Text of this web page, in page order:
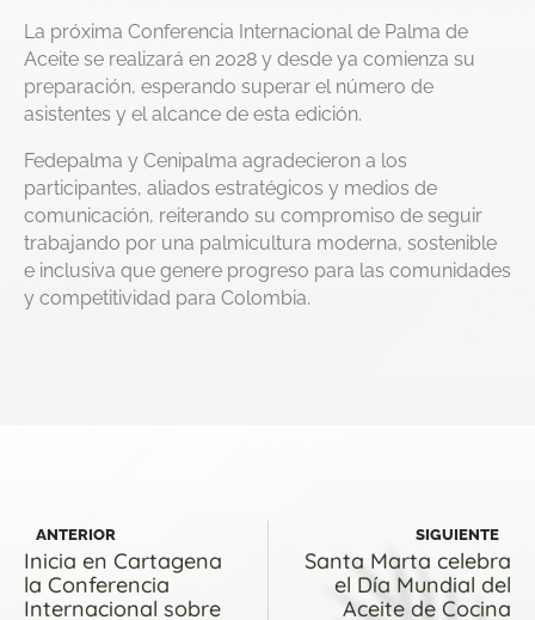
La próxima Conferencia Internacional de Palma de
Aceite se realizará en 2028 y desde ya comienza su
preparación, esperando superar el número de
asistentes y el alcance de esta edición.
Fedepalma y Cenipalma agradecieron a los
participantes, aliados estratégicos y medios de
comunicación, reiterando su compromiso de seguir
trabajando por una palmicultura moderna, sostenible
e inclusiva que genere progreso para las comunidades
y competitividad para Colombia.
ANTERIOR
Inicia en Cartagena
la Conferencia
Internacional sobre
SIGUIENTE
Santa Marta celebra
el Día Mundial del
Aceite de Cocina